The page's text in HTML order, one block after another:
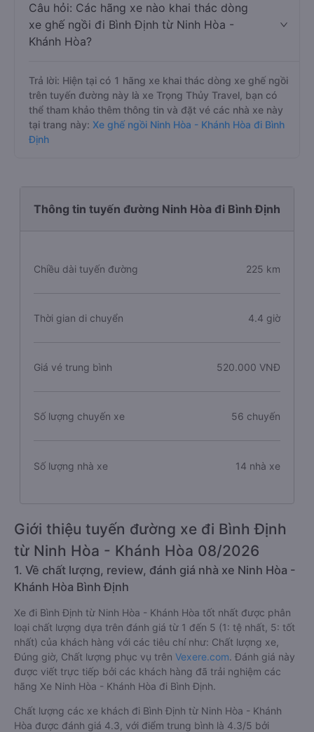
Câu hỏi: Các hãng xe nào khai thác dòng
xe ghế ngồi đi Bình Định từ Ninh Hòa -
Khánh Hòa?
Trả lời: Hiện tại có 1 hãng xe khai thác dòng xe ghế ngồi
trên tuyến đường này là xe Trọng Thủy Travel, bạn có
thể tham khảo thêm thông tin và đặt vé các nhà xe này
tại trang này: Xe ghế ngồi Ninh Hòa - Khánh Hòa đi Bình
Định
Thông tin tuyến đường Ninh Hòa đi Bình Định
Chiều dài tuyến đường 225 km
Thời gian di chuyển 4.4 giờ
Giá vé trung bình 520.000 VNĐ
Số lượng chuyến xe 56 chuyến
Số lượng nhà xe 14 nhà xe
Giới thiệu tuyến đường xe đi Bình Định
từ Ninh Hòa - Khánh Hòa 08/2026
1. Về chất lượng, review, đánh giá nhà xe Ninh Hòa -
Khánh Hòa Bình Định
Xe đi Bình Định từ Ninh Hòa - Khánh Hòa tốt nhất được phân
loại chất lượng dựa trên đánh giá từ 1 đến 5 (1: tệ nhất, 5: tốt
nhất) của khách hàng với các tiêu chí như: Chất lượng xe,
Đúng giờ, Chất lượng phục vụ trên Vexere.com. Đánh giá này
được viết trực tiếp bởi các khách hàng đã trải nghiệm các
hãng Xe Ninh Hòa - Khánh Hòa đi Bình Định.
Chất lượng các xe khách đi Bình Định từ Ninh Hòa - Khánh
Hòa được đánh giá 4.3, với điểm trung bình là 4.3/5 bởi